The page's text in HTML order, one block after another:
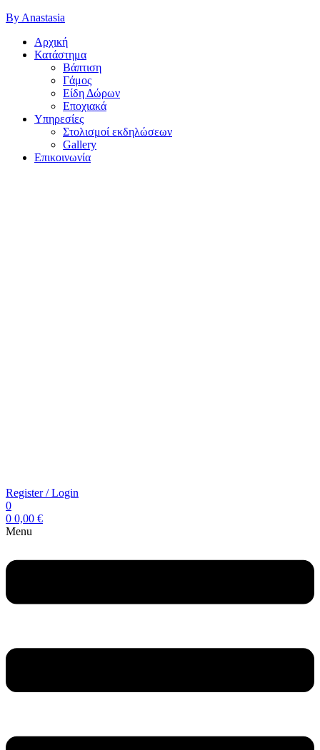
By Anastasia
Αρχική
Κατάστημα
Βάπτιση
Γάμος
Είδη Δώρων
Εποχιακά
Υπηρεσίες
Στολισμοί εκδηλώσεων
Gallery
Επικοινωνία
Register / Login
0
0 0,00 €
Menu